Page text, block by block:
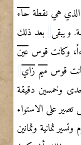
الذي هي نقطة حاء
ويبقى
بعد ذلك
وكانت قوس عين
قوس ميم زاي
وخمسين دقيقة
تصير على الاستواء
ثمانية وثمانين